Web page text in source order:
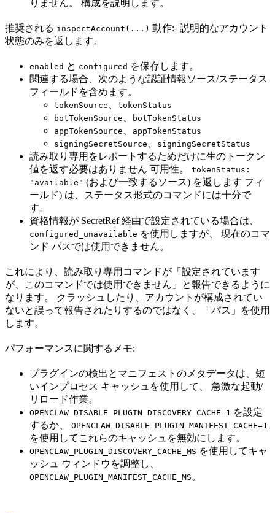
りません。 構成を説明します。
推奨される inspectAccount(...) 動作:- 説明的なアカウント
状態のみを返します。
enabled と configured を保存します。
関連する場合、次のような認証情報ソース/ステータス
フィールドを含めます。
tokenSource
tokenStatus
botTokenSource
botTokenStatus
appTokenSource
appTokenStatus
signingSecretSource
signingSecretStatus
読み取り専用をレポートするためだけに生のトークン
値を返す必要はありません 可用性。 tokenStatus:
"available" (および一致するソース) を返します フィ
ールド) は、ステータス形式のコマンドには十分で
す。
資格情報が SecretRef 経由で設定されている場合は、
configured_unavailable を使用しますが、 現在のコマ
ンド パスでは使用できません。
これにより、読み取り専用コマンドが「設定されています
が、このコマンドでは使用できません」と報告できるように
なります。 クラッシュしたり、アカウントが構成されてい
ないと誤って報告されたりするのではなく、「パス」を使用
します。
パフォーマンスに関するメモ:
プラグインの検出とマニフェストのメタデータは、短
いインプロセス キャッシュを使用して、 急激な起動/
リロード作業。
OPENCLAW_DISABLE_PLUGIN_DISCOVERY_CACHE=1 を設定
するか、 OPENCLAW_DISABLE_PLUGIN_MANIFEST_CACHE=1
を使用してこれらのキャッシュを無効にします。
OPENCLAW_PLUGIN_DISCOVERY_CACHE_MS を使用してキャ
ッシュ ウィンドウを調整し、
OPENCLAW_PLUGIN_MANIFEST_CACHE_MS 。